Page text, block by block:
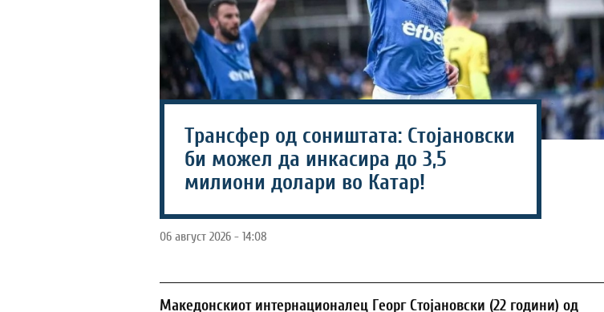
Трансфер од соништата: Стојановски
би можел да инкасира до 3,5
милиони долари во Катар!
06 август 2026 - 14:08
Македонскиот интернационалец Георг Стојановски (22 години) од